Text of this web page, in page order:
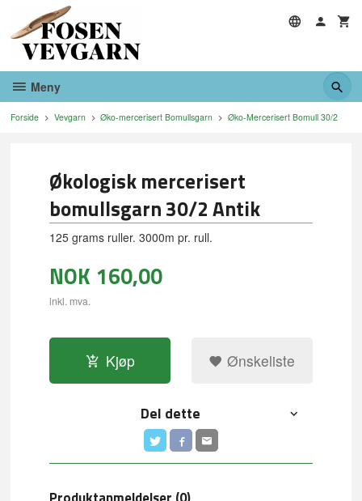
innholdet
Meny
Forside Vevgarn Øko-mercerisert Bomullsgarn Øko-Mercerisert Bomull 30/2
Økologisk mercerisert
bomullsgarn 30/2 Antik
125 grams ruller. 3000m pr. rull.
NOK 160,00
inkl. mva.
Kjøp Ønskeliste
Del dette